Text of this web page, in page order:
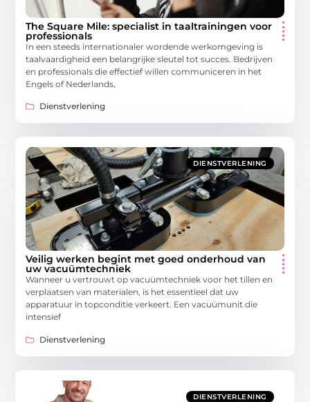
The Square Mile: specialist in taaltrainingen voor
professionals
In een steeds internationaler wordende werkomgeving is
taalvaardigheid een belangrijke sleutel tot succes. Bedrijven
en professionals die effectief willen communiceren in het
Engels of Nederlands,
Dienstverlening
DIENSTVERLENING
Veilig werken begint met goed onderhoud van
uw vacuümtechniek
Wanneer u vertrouwt op vacuümtechniek voor het tillen en
verplaatsen van materialen, is het essentieel dat uw
apparatuur in topconditie verkeert. Een vacuümunit die
intensief
Dienstverlening
DIENSTVERLENING